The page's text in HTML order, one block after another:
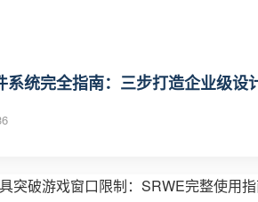
系统完全指南：三步打造企业级设